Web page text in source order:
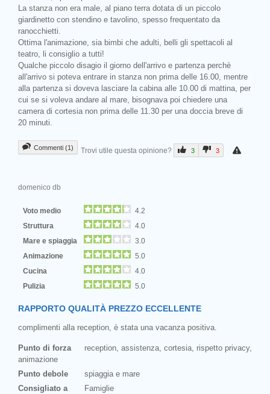
La stanza non era male, al piano terra dotata di un piccolo
giardinetto con stendino e tavolino, spesso frequentato da
ranocchietti.
Ottima l'animazione, sia bimbi che adulti, belli gli spettacoli al
teatro, li consiglio a tutti!
Qualche piccolo disagio il giorno dell'arrivo e partenza perchè
all'arrivo si poteva entrare in stanza non prima delle 16.00, mentre
alla partenza si doveva lasciare la cabina alle 10.00 di mattina, per
cui se si voleva andare al mare, bisognava poi chiedere una
camera di cortesia non prima delle 11.30 per una doccia breve di
20 minuti.
Commenti (1) Trovi utile questa opinione? 3 3
domenico db
Voto medio
4.2
Struttura
4.0
Mare e spiaggia
3.0
Animazione
5.0
Cucina
4.0
Pulizia
5.0
RAPPORTO QUALITÀ PREZZO ECCELLENTE
complimenti alla reception, è stata una vacanza positiva.
Punto di forza
reception, assistenza, cortesia, rispetto privacy,
animazione
Punto debole
spiaggia e mare
Consigliato a
Famiglie